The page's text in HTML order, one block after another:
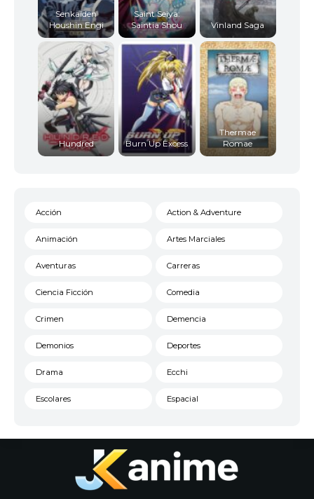
Senkaiden
Houshin Engi
Saint Seiya:
Saintia Shou
Vinland Saga
Hundred Burn Up Excess
Thermae
Romae
Acción Action & Adventure
Animación Artes Marciales
Aventuras Carreras
Ciencia Ficción Comedia
Crimen Demencia
Demonios Deportes
Drama Ecchi
Escolares Espacial
Historico
Josei